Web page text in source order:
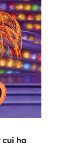
cui ha